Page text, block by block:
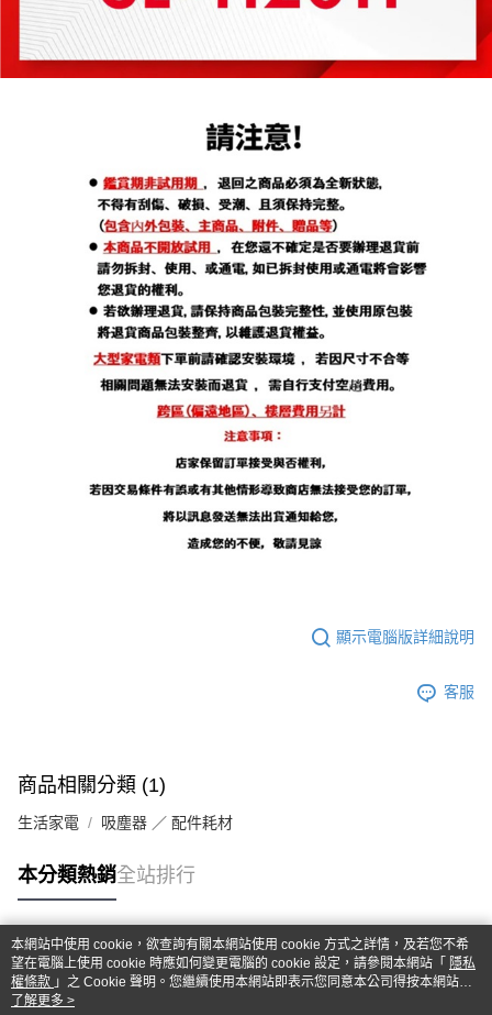
顯示電腦版詳細說明
客服
商品相關分類 (1)
生活家電 吸塵器 ／ 配件耗材
本分類熱銷全站排行
熱門標籤
本網站中使用 cookie，欲查詢有關本網站使用 cookie 方式之詳情，及若您不希
望在電腦上使用 cookie 時應如何變更電腦的 cookie 設定，請參閱本網站「 隱私
權條款 」之 Cookie 聲明。您繼續使用本網站即表示您同意本公司得按本網站使
用條款之 Cookie 聲明使用 cookie。
了解更多 >